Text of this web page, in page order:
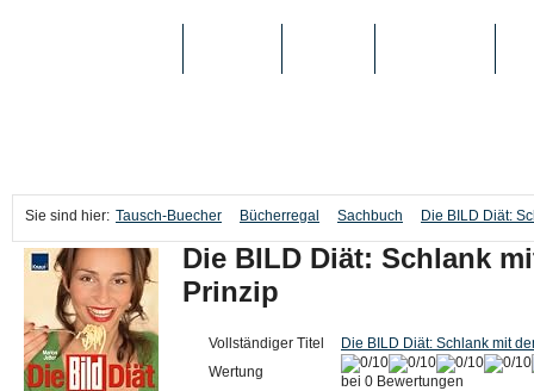
Sie sind hier: Tausch-Buecher Bücherregal Sachbuch Die BILD Diät:
Die BILD Diät: Schlank
Prinzip
Vollständiger Titel
Die BILD Diät: Schlank mit
Wertung
bei 0 Bewertungen